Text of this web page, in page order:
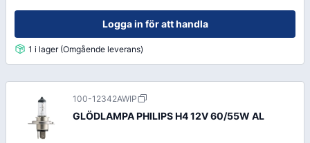
Logga in för att handla
1 i lager (Omgående leverans)
100-12342AWIP
GLÖDLAMPA PHILIPS H4 12V 60/55W AL